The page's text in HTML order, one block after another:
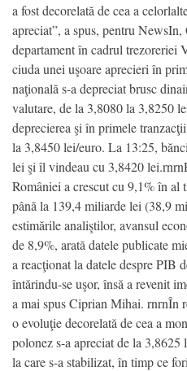
a fost decorelată de cea a
apreciat”, a spus, pentru
departament în cadrul trezoreriei
ciuda unei uşoare aprecieri în
naţională s-a depreciat brusc
valutare, de la 3,8080 la 3,8250
deprecierea şi în primele
la 3,8450 lei/euro. La 13:25,
lei şi îl vindeau cu 3,8420
României a crescut cu 9,1% în al
până la 139,4 miliarde lei (38,9
estimările analiştilor, avansul
de 8,9%, arată datele publicate
a reacţionat la datele despre PIB
întărindu-se uşor, însă a revenit
a mai spus Ciprian Mihai. rnrnÎn
o evoluţie decorelată de cea a
polonez s-a apreciat de la
la care s-a stabilizat, în timp ce